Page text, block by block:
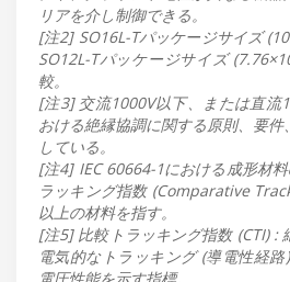
リアを介し制御できる。
[注2] SO16L-Tパッケージサイズ
SO12L-Tパッケージサイズ
較。
[注3] 交流1000V以下、または直流
おける絶縁協調に関する原則、要
している。
[注4] IEC 60664-1における成形材
ラッキング指数 (Comparative
以上の材料を指す。
[注5] 比較トラッキング指数 (CTI) :
電気的なトラッキング (導電性経